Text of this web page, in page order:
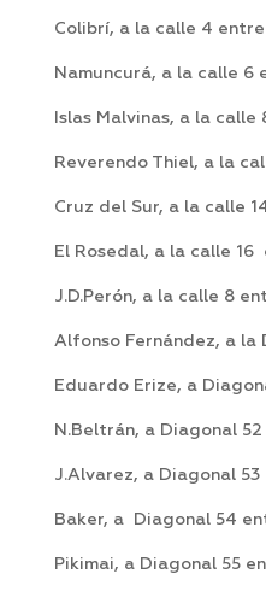
Colibrí, a la calle 4 entre
Namuncurá, a la calle 6
Islas Malvinas, a la calle
Reverendo Thiel, a la
Cruz del Sur, a la calle
El Rosedal, a la calle 16
J.D.Perón, a la calle 8
Alfonso Fernández, a la
Eduardo Erize, a
N.Beltrán, a Diagonal
J.Alvarez, a Diagonal 53
Baker, a Diagonal 54
Pikimai, a Diagonal 55